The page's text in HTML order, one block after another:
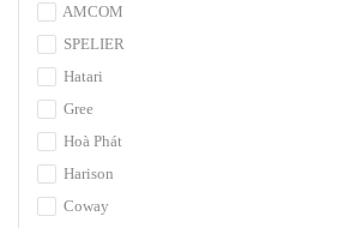
AMCOM
SPELIER
Hatari
Gree
Hoà Phát
Harison
Coway